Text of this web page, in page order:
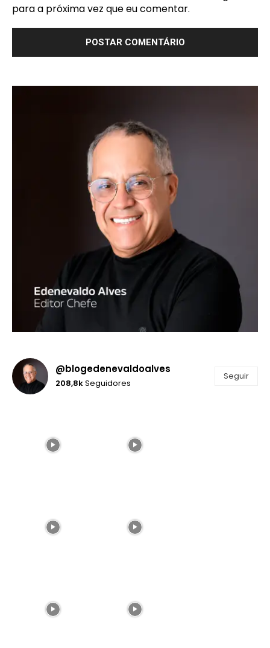
para a próxima vez que eu comentar.
@blogedenevaldoalves
208,8kSeguidores
Seguir